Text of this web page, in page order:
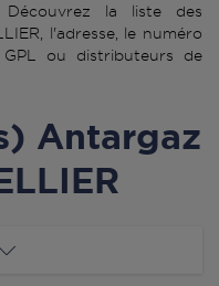
la liste des
l'adresse, le numéro
ou distributeurs de
Antargaz